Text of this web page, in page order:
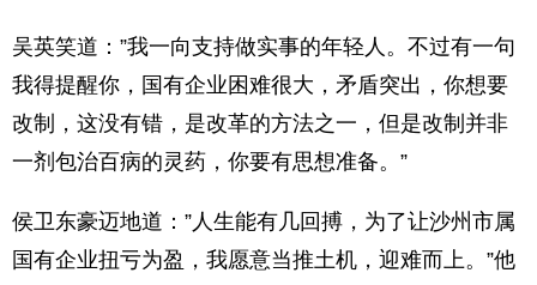
吴英笑道：”我一向支持做实事的年轻人。不过有一句
我得提醒你，国有企业困难很大，矛盾突出，你想要
改制，这没有错，是改革的方法之一，但是改制并非
一剂包治百病的灵药，你要有思想准备。”
侯卫东豪迈地道：”人生能有几回搏，为了让沙州市属
国有企业扭亏为盈，我愿意当推土机，迎难而上。”他